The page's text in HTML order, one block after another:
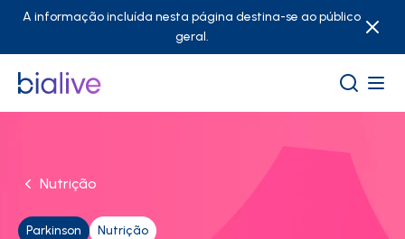
A informação incluída nesta página destina-se ao público
geral.
Nutrição
Parkinson Nutrição